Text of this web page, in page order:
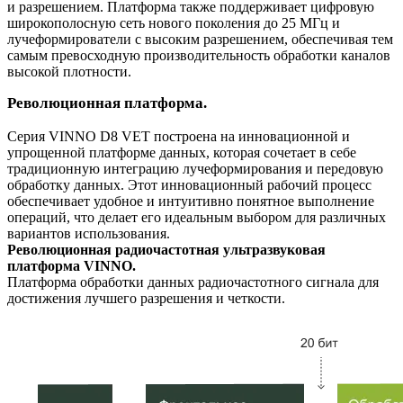
и разрешением. Платформа также поддерживает цифровую
широкополосную сеть нового поколения до 25 МГц и
лучеформирователи с высоким разрешением, обеспечивая тем
самым превосходную производительность обработки каналов
высокой плотности.
Революционная платформа.
Серия VINNO D8 VET построена на инновационной и
упрощенной платформе данных, которая сочетает в себе
традиционную интеграцию лучеформирования и передовую
обработку данных. Этот инновационный рабочий процесс
обеспечивает удобное и интуитивно понятное выполнение
операций, что делает его идеальным выбором для различных
вариантов использования.
Революционная радиочастотная ультразвуковая
платформа VINNO.
Платформа обработки данных радиочастотного сигнала для
достижения лучшего разрешения и четкости.